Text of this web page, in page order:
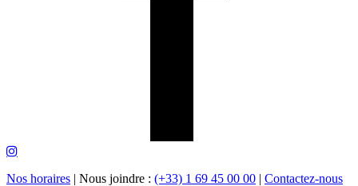
Nos horaires | Nous joindre : (+33) 1 69 45 00 00 | Contactez-nous